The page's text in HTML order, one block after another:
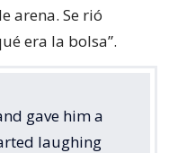
arena. Se rió
era la bolsa”.
gave him a
laughing